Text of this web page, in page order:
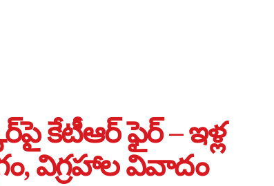
కేటీఆర్ ఫైర్ – ఇళ్ల
విగ్రహాల వివాదం